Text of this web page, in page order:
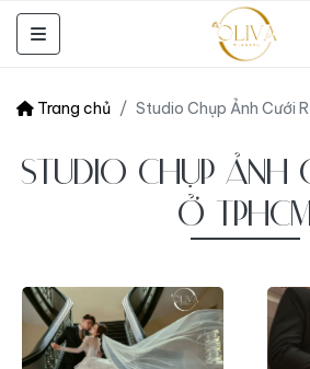
Trang chủ Studio Chụp Ảnh Cưới
STUDIO CHỤP ẢNH
Ở TPHCM